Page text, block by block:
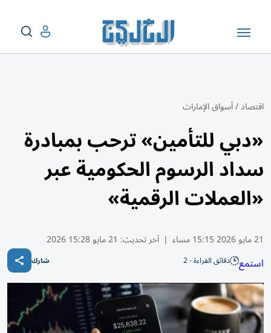
اقتصاد/أسواق الإمارات
«دبي للتأمين» ترحب بمبادرة
سداد الرسوم الحكومية عبر
«العملات الرقمية»
21 مايو 2026 15:15 مساء | آخر تحديث: 21 مايو 15:28 2026
استمع دقائق القراءة - 2 شارك